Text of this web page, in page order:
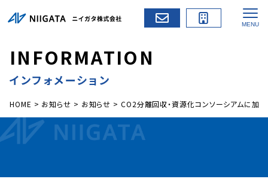
IN FORMATION
インフォメーション
HOME > お知らせ > お知らせ > CO2分離回収・資源化コンソーシアムに加入